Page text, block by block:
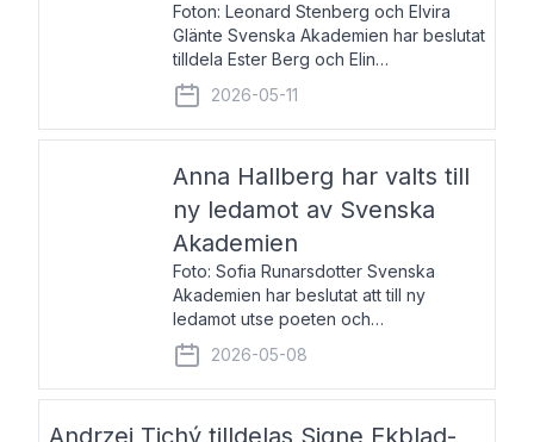
Foton: Leonard Stenberg och Elvira
Glänte Svenska Akademien har beslutat
tilldela Ester Berg och Elin
Michaelsdotter Svenska Akademiens
debutantpris för år 2026. Priset är
nyinstiftat och syftar till att lyfta fram
2026-05-11
Anna Hallberg har valts till
ny ledamot av Svenska
Akademien
Foto: Sofia Runarsdotter Svenska
Akademien har beslutat att till ny
ledamot utse poeten och
litteraturkritikern Anna Hallberg. Hon
efterträder poeten Tua Forsström på
stol 18 och kommer att ta sitt inträde vid
2026-05-08